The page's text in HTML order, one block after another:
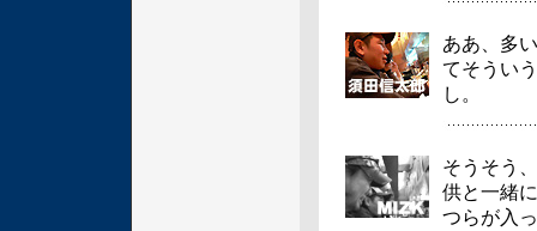
ああ、多
てそうい
し。
そうそう
供と一緒
つらが入